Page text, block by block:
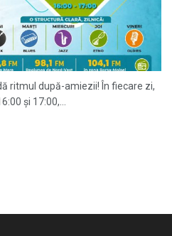
ritmul după-amiezii! În fiecare zi,
și 17:00,...